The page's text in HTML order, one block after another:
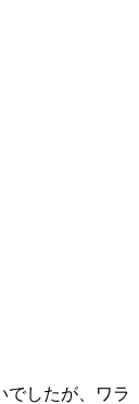
でしたが、ワラ